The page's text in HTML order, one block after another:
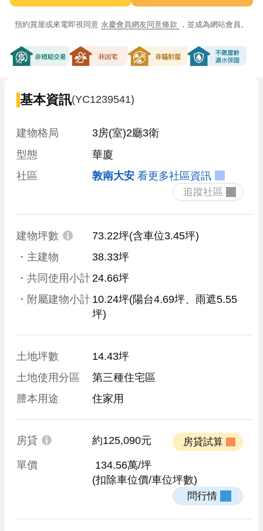
預約賞屋或來電即視同意 永慶會員網友同意條款 ，並成為網站會員。
基本資訊(YC1239541)
建物格局
3房(室)2廳3衛
型態
華廈
社區
敦南大安 看更多社區資訊
建物坪數 73.22坪(含車位3.45坪)
・主建物
38.33坪
・共同使用小計 24.66坪
・附屬建物小計 10.24坪(陽台4.69坪、雨遮5.55
坪)
土地坪數
14.43坪
土地使用分區
第三種住宅區
謄本用途
住家用
房貸 約125,090元
單價
134.56萬/坪
(扣除車位價/車位坪數)